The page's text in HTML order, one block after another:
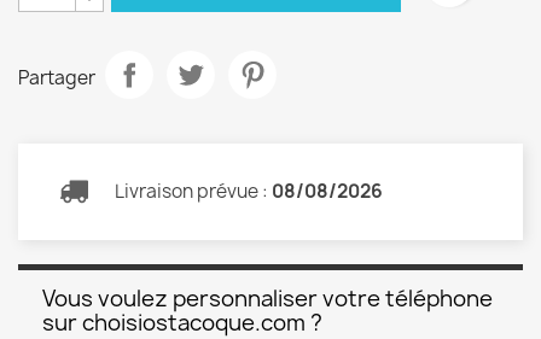
Partager
Livraison prévue : 08/08/2026
Vous voulez personnaliser votre téléphone
sur choisiostacoque.com ?